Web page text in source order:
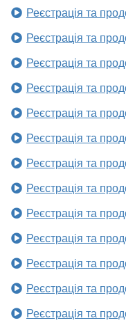
Реєстрація та
Реєстрація та
Реєстрація та
Реєстрація та
Реєстрація та
Реєстрація та
Реєстрація та
Реєстрація та
Реєстрація та
Реєстрація та
Реєстрація та
Реєстрація та
Реєстрація та